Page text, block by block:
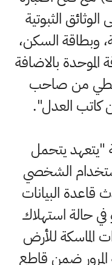
الثبوتية
وبطاقة السكن،
الموحدة بالاضافة
خطي من صاحب
كاتب العدل".
"يتعهد يتحمل
الشخصي
قاعدة البيانات
في حالة استهلاك
الماسكة للأرض
المرور ضمن قاطع